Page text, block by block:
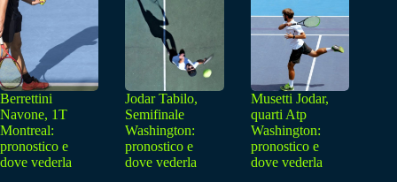
Berrettini
Navone, 1T
Montreal:
pronostico e
dove vederla
Jodar Tabilo,
Semifinale
Washington:
pronostico e
dove vederla
Musetti Jodar,
quarti Atp
Washington:
pronostico e
dove vederla